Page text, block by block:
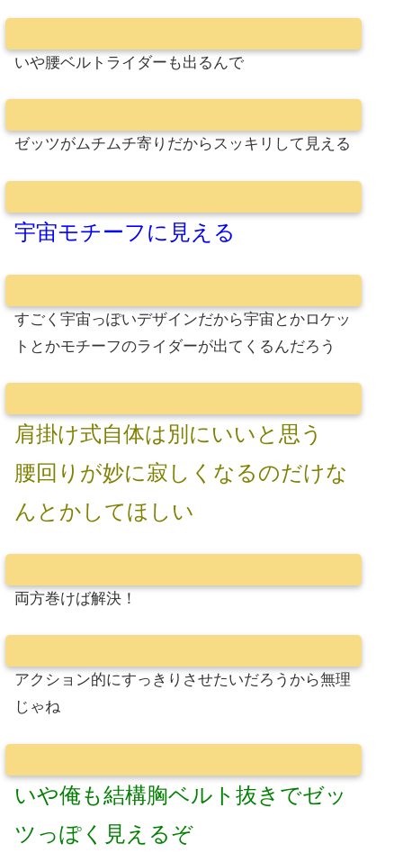
いや腰ベルトライダーも出るんで
ゼッツがムチムチ寄りだからスッキリして見える
宇宙モチーフに見える
すごく宇宙っぽいデザインだから宇宙とかロケッ
トとかモチーフのライダーが出てくるんだろう
肩掛け式自体は別にいいと思う
腰回りが妙に寂しくなるのだけな
んとかしてほしい
両方巻けば解決！
アクション的にすっきりさせたいだろうから無理
じゃね
いや俺も結構胸ベルト抜きでゼッ
ツっぽく見えるぞ